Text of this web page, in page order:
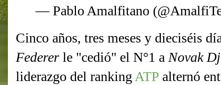
— Pablo Amalfitano
Cinco años, tres meses y dieciséis
Federer le "cedió" el N°1 a Novak
liderazgo del ranking ATP alternó